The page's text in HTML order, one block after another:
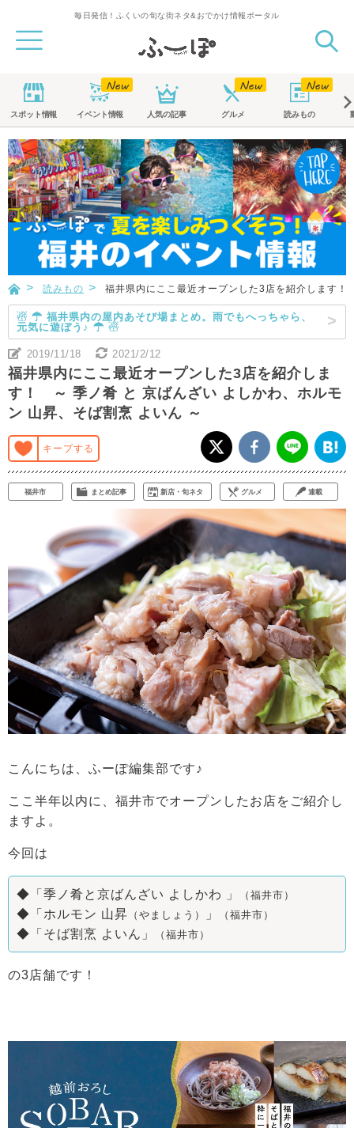
毎日発信！ふくいの旬な街ネタ&おでかけ情報ポータル
スポット情報 イベント情報 人気の記事 グルメ 読みもの
読みもの 福井県内にここ最近オープンした3店を紹介します
☃ ☂ 福井県内の屋内あそび場まとめ。雨でもへっちゃら、
元気に遊ぼう♪ ☂ ☃
2019/11/18 2021/2/12
福井県内にここ最近オープンした3店を紹介しま
す！ ～ 季ノ肴 と 京ばんざい よしかわ、ホルモ
ン 山昇、そば割烹 よいん ～
キープする
福井市 まとめ記事 新店・旬ネタ グルメ 連載
こんにちは、ふーぽ編集部です♪
ここ半年以内に、福井市でオープンしたお店をご紹介し
ますよ。
今回は
◆「季ノ肴と京ばんざい よしかわ 」 （福井市）
◆「ホルモン 山昇 （やましょう） 」 （福井市）
◆「そば割烹 よいん」 （福井市）
の3店舗です！